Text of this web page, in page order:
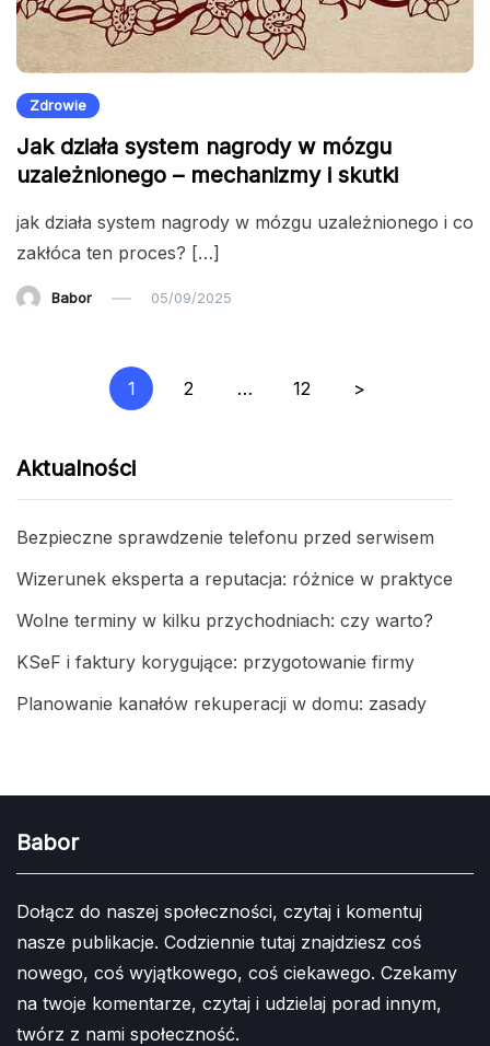
Zdrowie
Jak działa system nagrody w mózgu
uzależnionego – mechanizmy i skutki
jak działa system nagrody w mózgu uzależnionego i co
zakłóca ten proces? […]
Babor 05/09/2025
Nawigacja
wpisach
1 2 … 12 >
Aktualności
Bezpieczne sprawdzenie telefonu przed serwisem
Wizerunek eksperta a reputacja: różnice w praktyce
Wolne terminy w kilku przychodniach: czy warto?
KSeF i faktury korygujące: przygotowanie firmy
Planowanie kanałów rekuperacji w domu: zasady
Babor
Dołącz do naszej społeczności, czytaj i komentuj
nasze publikacje. Codziennie tutaj znajdziesz coś
nowego, coś wyjątkowego, coś ciekawego. Czekamy
na twoje komentarze, czytaj i udzielaj porad innym,
twórz z nami społeczność.